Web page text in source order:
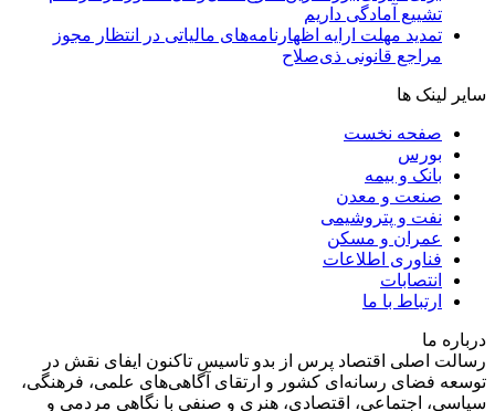
تشییع آمادگی داریم
تمدید مهلت ارایه اظهارنامه‌های مالیاتی در انتظار مجوز
مراجع قانونی ذی‌‏صلاح
سایر لینک ها
صفحه نخست
بورس
بانک و بیمه
صنعت و معدن
نفت و پتروشیمی
عمران و مسکن
فناوری اطلاعات
انتصابات
ارتباط با ما
درباره ما
رسالت اصلی اقتصاد پرس از بدو تاسیس تاکنون ایفای نقش در
توسعه فضای رسانه‌ای کشور و ارتقای آگاهی‌های علمی، فرهنگی،
سیاسی، اجتماعی، اقتصادی، هنری و صنفی با نگاهی مردمی و